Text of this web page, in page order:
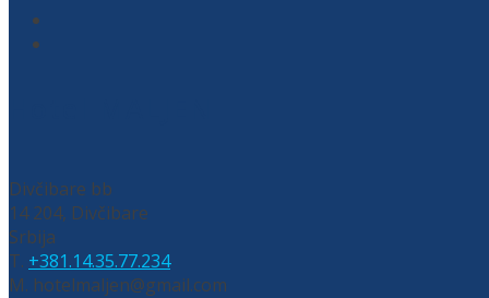
Divčibare bb
14 204, Divčibare
Srbija
T. +381.14.35.77.234
M. hotelmaljen@gmail.com